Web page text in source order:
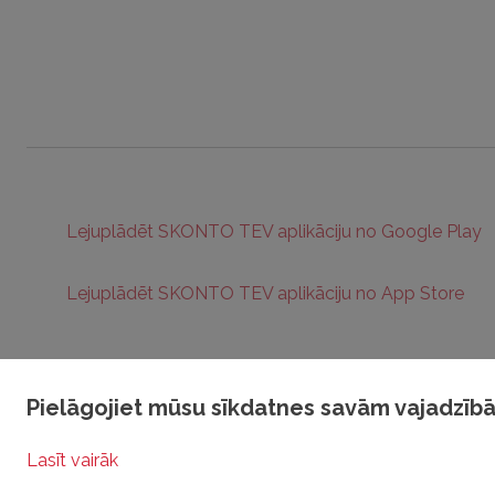
Lejuplādēt SKONTO TEV aplikāciju no Google Play
Lejuplādēt SKONTO TEV aplikāciju no App Store
Pielāgojiet mūsu sīkdatnes savām